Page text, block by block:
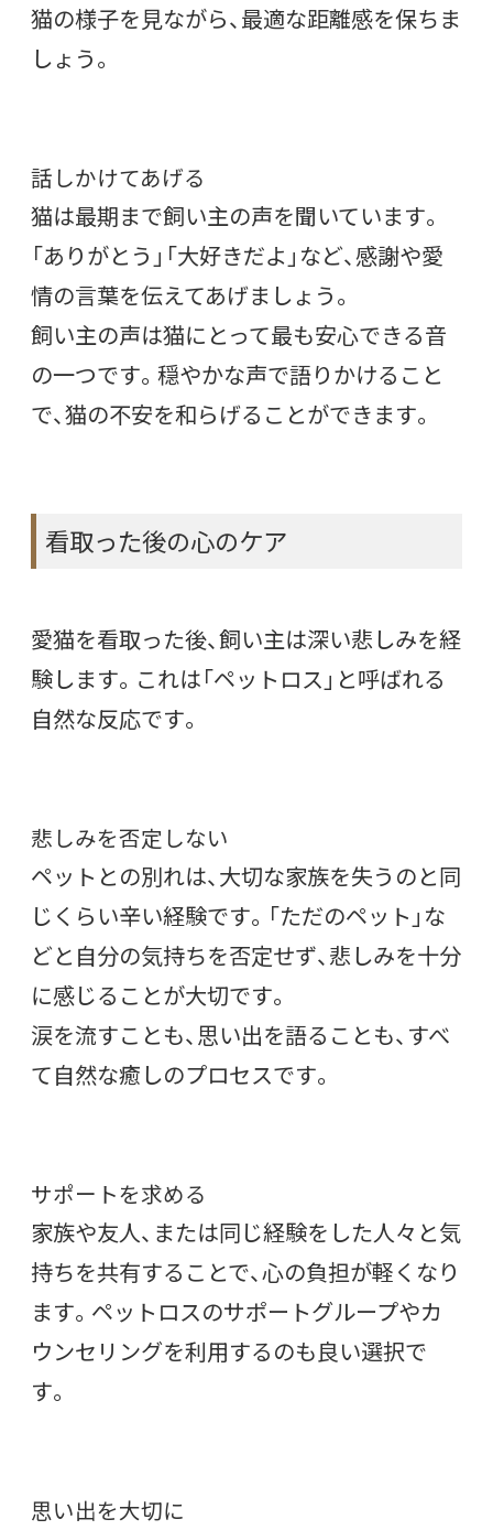
猫の様子を見ながら、最適な距離感を保ちま
しょう。
話しかけてあげる
猫は最期まで飼い主の声を聞いています。
「ありがとう」「大好きだよ」など、感謝や愛
情の言葉を伝えてあげましょう。
飼い主の声は猫にとって最も安心できる音
の一つです。穏やかな声で語りかけること
で、猫の不安を和らげることができます。
看取った後の心のケア
愛猫を看取った後、飼い主は深い悲しみを経
験します。これは「ペットロス」と呼ばれる
自然な反応です。
悲しみを否定しない
ペットとの別れは、大切な家族を失うのと同
じくらい辛い経験です。「ただのペット」な
どと自分の気持ちを否定せず、悲しみを十分
に感じることが大切です。
涙を流すことも、思い出を語ることも、すべ
て自然な癒しのプロセスです。
サポートを求める
家族や友人、または同じ経験をした人々と気
持ちを共有することで、心の負担が軽くなり
ます。ペットロスのサポートグループやカ
ウンセリングを利用するのも良い選択で
す。
思い出を大切に